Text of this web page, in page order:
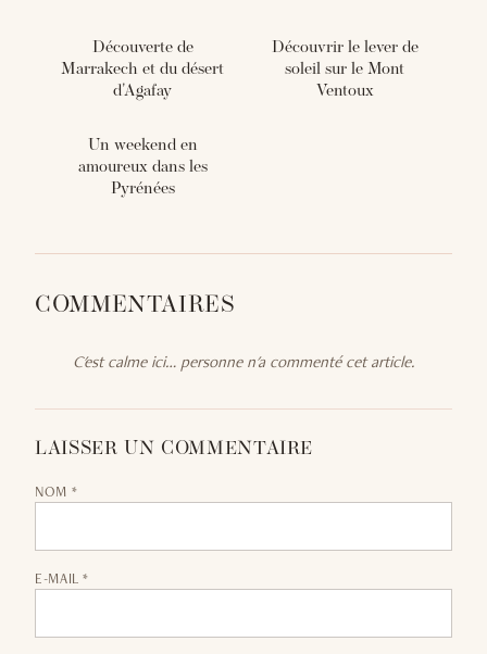
Découverte de
Marrakech et du désert
d'Agafay
Découvrir le lever de
soleil sur le Mont
Ventoux
Un weekend en
amoureux dans les
Pyrénées
COMMENTAIRES
C'est calme ici… personne n'a commenté cet article.
LAISSER UN COMMENTAIRE
NOM *
E-MAIL *